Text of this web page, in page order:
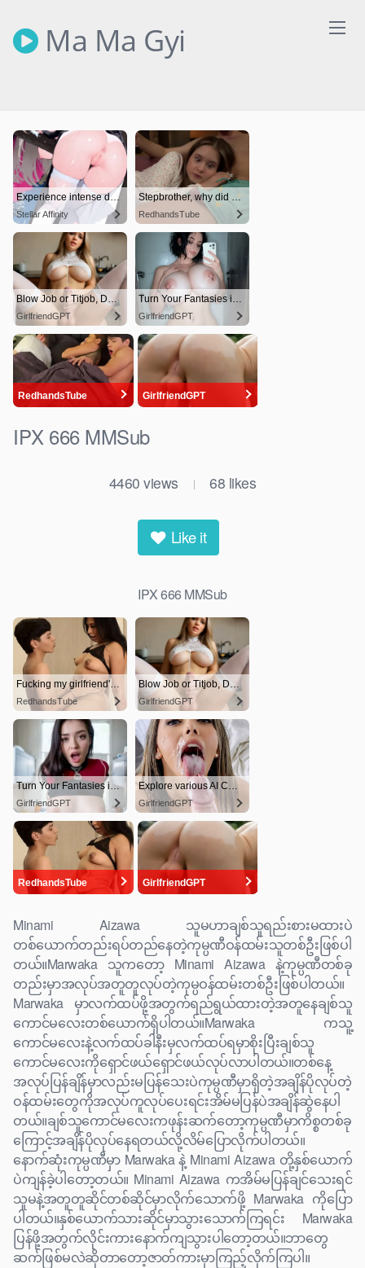
contentMa Ma Gyi
IPX 666 MMSub
4460 views | 68 likes
Like it
IPX 666 MMSub
Minami Aizawa သူမဟာချစ်သူရည်းစားမထားပဲ
တစ်ယောက်တည်းရပ်တည်နေတဲ့ကုမ္ပဏီဝန်ထမ်းသူတစ်ဦးဖြစ်ပါ
တယ်။Marwaka သူကတော့ Minami Aizawa နဲ့ကုမ္ပဏီတစ်ခု
တည်းမှာအလုပ်အတူတူလုပ်တဲ့ကုမ္ပဝန်ထမ်းတစ်ဦးဖြစ်ပါတယ်။
Marwaka မှာလက်ထပ်ဖို့အတွက်ရည်ရွယ်ထားတဲ့အတူနေချစ်သူ
ကောင်မလေးတစ်ယောက်ရှိပါတယ်။Marwaka ကသူ့
ကောင်မလေးနဲ့လက်ထပ်ခါနီးမှလက်ထပ်ရမှာစိုးပြီးချစ်သူ
ကောင်မလေးကိုရှောင်ဖယ်ရှောင်ဖယ်လုပ်လာပါတယ်။တစ်နေ့
အလုပ်ပြန်ချိန်မှာလည်းမပြန်သေးပဲကုမ္ပဏီမှာရှိတဲ့အချိန်ပိုလုပ်တဲ့
ဝန်ထမ်းတွေကိုအလုပ်ကူလုပ်ပေးရင်းအိမ်မပြန်ပဲအချိန်ဆွဲနေပါ
တယ်။ချစ်သူကောင်မလေးကဖုန်းဆက်တော့ကုမ္ပဏီမှာကိစ္စတစ်ခု
ကြောင့်အချိန်ပိုလုပ်နေရတယ်လို့လိမ်ပြောလိုက်ပါတယ်။
နောက်ဆုံးကုမ္ပဏီမှာ Marwaka နဲ့ Minami Aizawa တို့နှစ်ယောက်
ပဲကျန်ခဲ့ပါတော့တယ်။ Minami Aizawa ကအိမ်မပြန်ချင်သေးရင်
သူမနဲ့အတူတူဆိုင်တစ်ဆိုင်မှာလိုက်သောက်ဖို့ Marwaka ကိုပြော
ပါတယ်။နှစ်ယောက်သားဆိုင်မှာသွားသောက်ကြရင်း Marwaka
ပြန်ဖို့အတွက်လိုင်းကားနောက်ကျသွားပါတော့တယ်။ဘာတွေ
ဆက်ဖြစ်မလဲဆိုတာတော့ဇာတ်ကားမှာကြည့်လိုက်ကြပါ။